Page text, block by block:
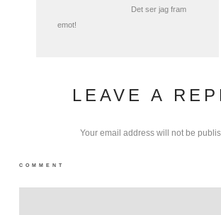
Det ser jag fram
emot!
LEAVE A
Your email address will not be
COMMENT